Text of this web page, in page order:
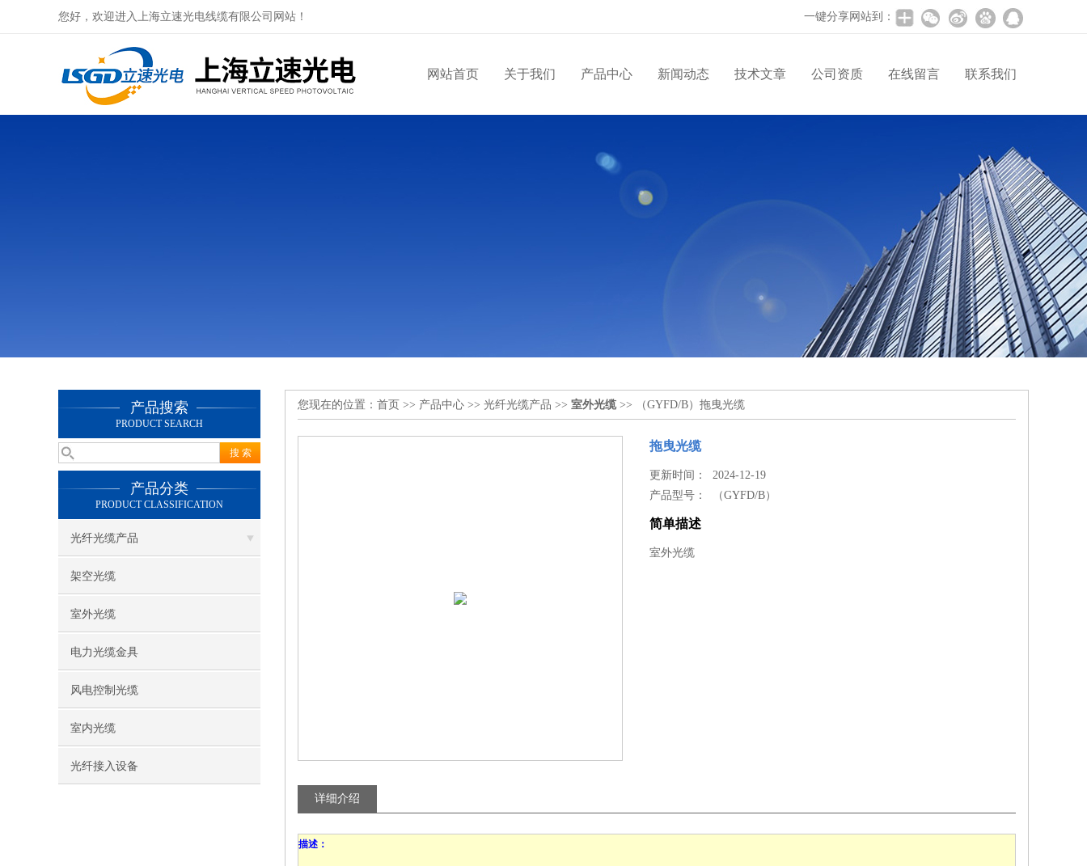
您好，欢迎进入上海立速光电线缆有限公司网站！ 一键分享网站到：
网站首页 关于我们 产品中心 新闻动态 技术文章 公司资质 在线留言 联系我们
产品搜索
PRODUCT SEARCH
产品分类
PRODUCT CLASSIFICATION
光纤光缆产品
架空光缆
室外光缆
电力光缆金具
风电控制光缆
室内光缆
光纤接入设备
您现在的位置： 首页 >> 产品中心 >> 光纤光缆产品 >> 室外光缆>> （GYFD/B）拖曳光缆
拖曳光缆
更新时间： 2024-12-19
产品型号：
（GYFD/B）
简单描述
室外光缆
详细介绍
描述：